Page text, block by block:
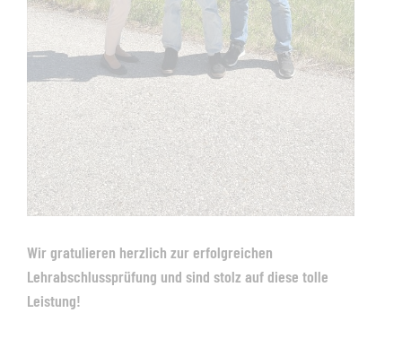
Wir gratulieren herzlich zur erfolgreichen
Lehrabschlussprüfung und sind stolz auf diese tolle
Leistung!